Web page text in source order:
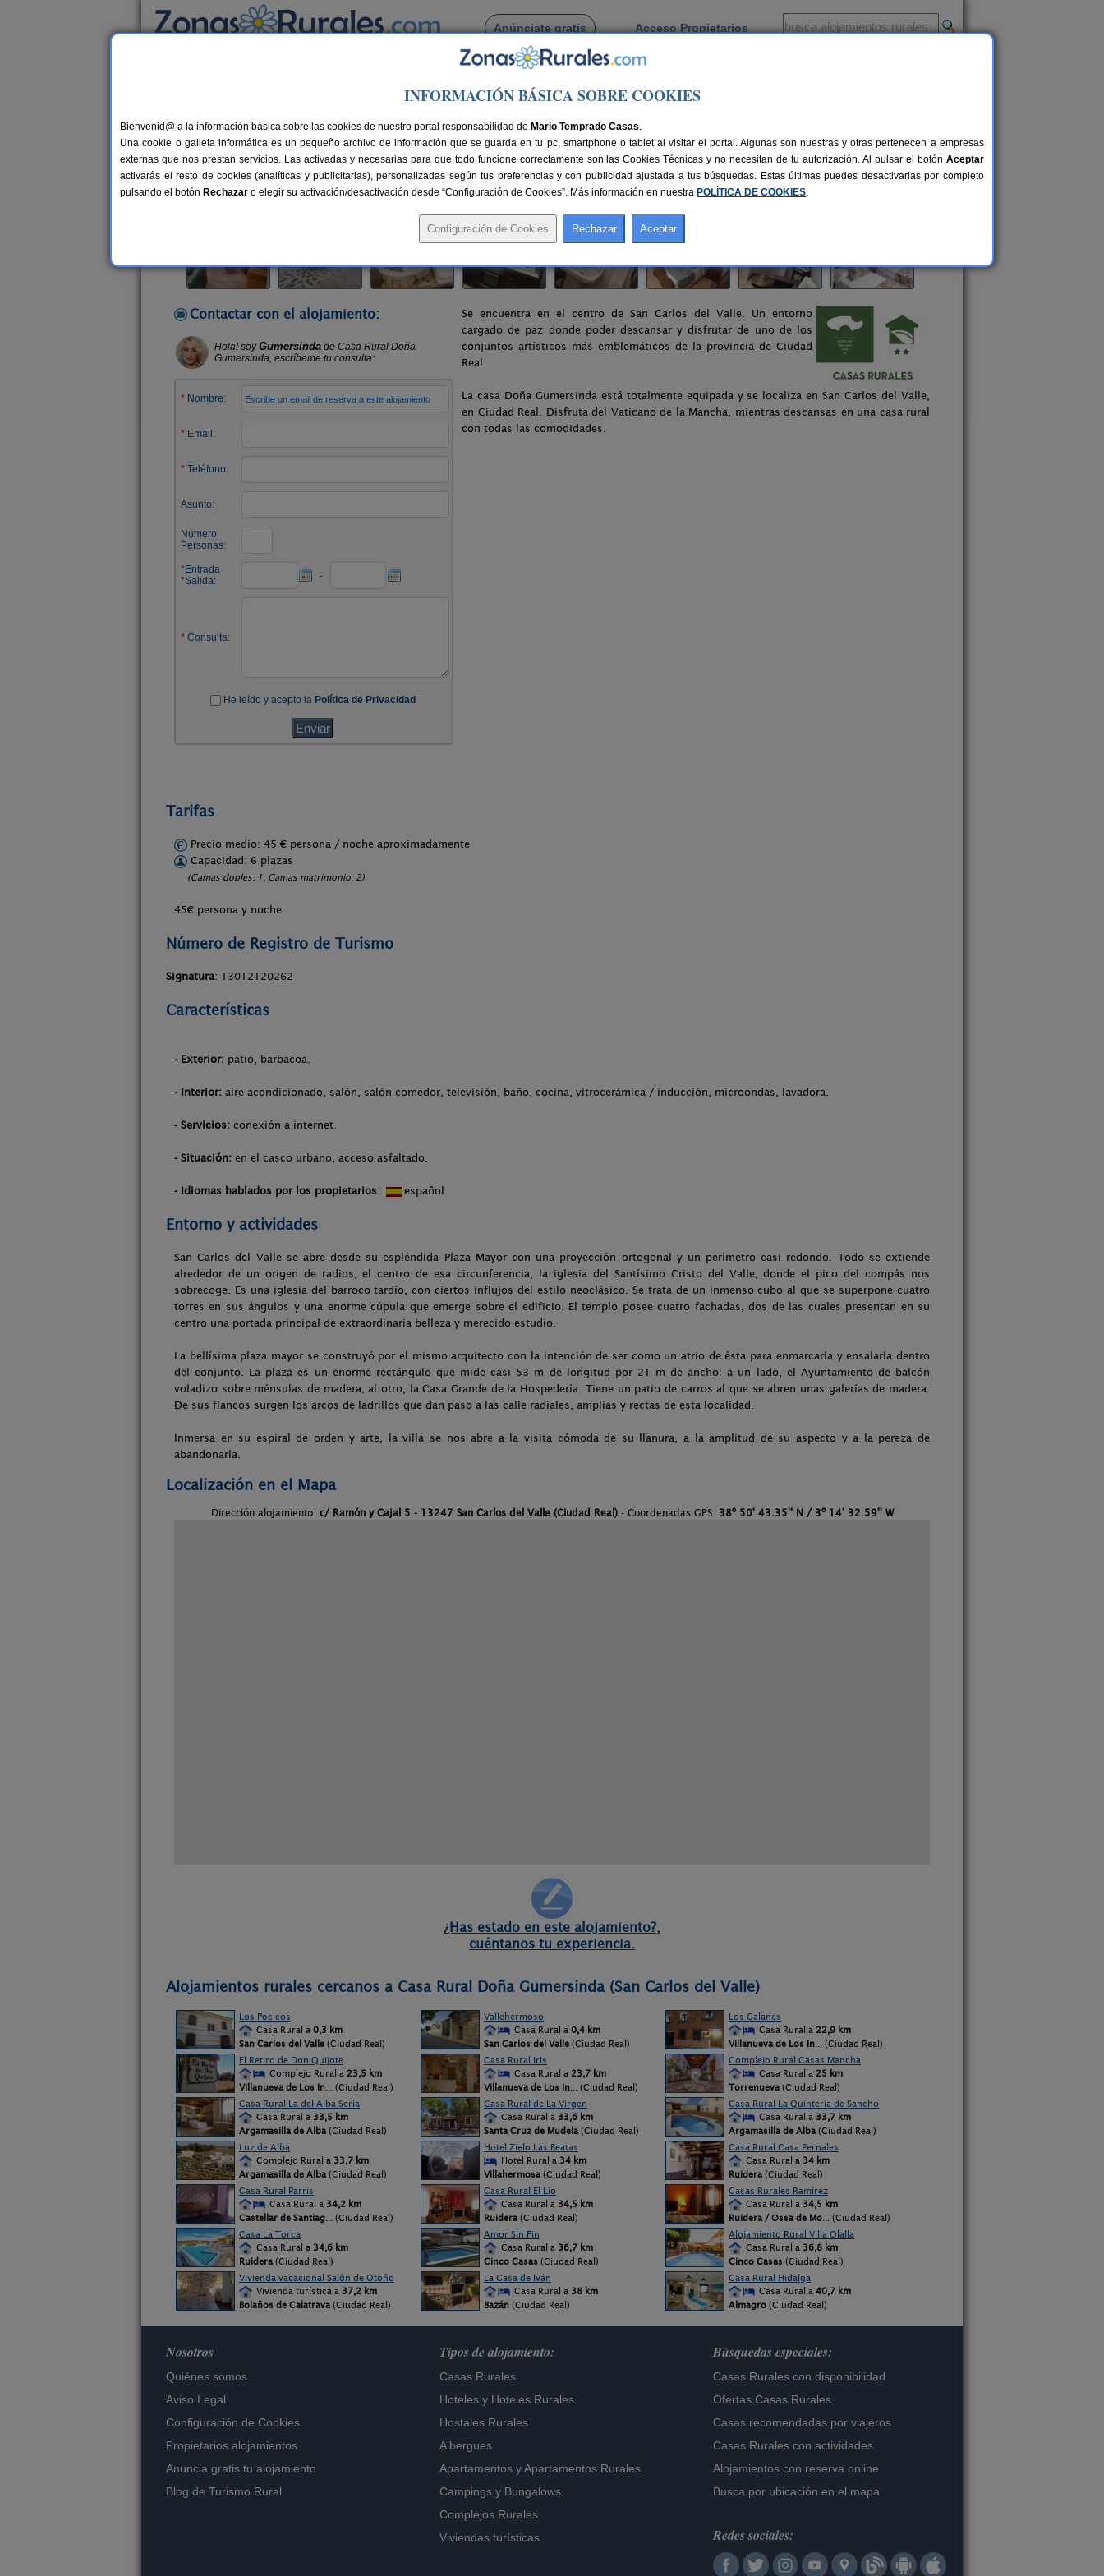
Anúnciate gratis Acceso Propietarios
Busca por pueblo
San Carlos del Valle> Casa Rural Doña Gumersinda
Casa Rural Doña Gumersinda
Casa Rural en San Carlos del Valle (Ciudad Real)
Alquiler completo y por habitaciones 6 plazas 80 km de Ciudad Real Compartir:
Contactar con el alojamiento:
Se encuentra en el centro de San Carlos del Valle. Un entorno
cargado de paz donde poder descansar y disfrutar de uno de los
conjuntos artísticos más emblemáticos de la provincia de Ciudad
Real.
La casa Doña Gumersinda está totalmente equipada y se localiza en San Carlos del Valle,
en Ciudad Real. Disfruta del Vaticano de la Mancha, mientras descansas en una casa rural
con todas las comodidades.
Tarifas
Precio medio: 45 € persona / noche aproximadamente
Capacidad: 6 plazas
(Camas dobles: 1, Camas matrimonio: 2)
45€ persona y noche.
Número de Registro de Turismo
Signatura: 13012120262
Características
- Exterior: patio, barbacoa.
- Interior: aire acondicionado, salón, salón-comedor, televisión, baño, cocina, vitrocerámica / inducción, microondas, lavadora.
- Servicios: conexión a internet.
- Situación: en el casco urbano, acceso asfaltado.
- Idiomas hablados por los propietarios: español
Entorno y actividades
San Carlos del Valle se abre desde su espléndida Plaza Mayor con una proyección ortogonal y un perímetro casi redondo. Todo se extiende
alrededor de un origen de radios, el centro de esa circunferencia, la iglesia del Santísimo Cristo del Valle, donde el pico del compás nos
sobrecoge. Es una iglesia del barroco tardío, con ciertos influjos del estilo neoclásico. Se trata de un inmenso cubo al que se superpone cuatro
torres en sus ángulos y una enorme cúpula que emerge sobre el edificio. El templo posee cuatro fachadas, dos de las cuales presentan en su
centro una portada principal de extraordinaria belleza y merecido estudio.
La bellísima plaza mayor se construyó por el mismo arquitecto con la intención de ser como un atrio de ésta para enmarcarla y ensalarla dentro
del conjunto. La plaza es un enorme rectángulo que mide casi 53 m de longitud por 21 m de ancho: a un lado, el Ayuntamiento de balcón
voladizo sobre ménsulas de madera; al otro, la Casa Grande de la Hospedería. Tiene un patio de carros al que se abren unas galerías de madera.
De sus flancos surgen los arcos de ladrillos que dan paso a las calle radiales, amplias y rectas de esta localidad.
Inmersa en su espiral de orden y arte, la villa se nos abre a la visita cómoda de su llanura, a la amplitud de su aspecto y a la pereza de
abandonarla.
Localización en el Mapa
Dirección alojamiento: c/ Ramón y Cajal 5 - 13247 San Carlos del Valle (Ciudad Real)- Coordenadas GPS: 38º 50' 43.35'' N / 3º 14' 32.59'' W
¿Has estado en este alojamiento?,
cuéntanos tu experiencia.
Alojamientos rurales cercanos a Casa Rural Doña Gumersinda (San Carlos del Valle)
Los Pocicos
Casa Rural a 0,3 km
San Carlos del Valle (Ciudad Real)
Vallehermoso
Casa Rural a 0,4 km
San Carlos del Valle (Ciudad Real)
Los Galanes
Casa Rural a 22,9 km
Villanueva de Los In... (Ciudad Real)
El Retiro de Don Quijote
Complejo Rural a 23,5 km
Villanueva de Los In... (Ciudad Real)
Casa Rural Iris
Casa Rural a 23,7 km
Villanueva de Los In... (Ciudad Real)
Complejo Rural Casas Mancha
Casa Rural a 25 km
Torrenueva (Ciudad Real)
Casa Rural La del Alba Sería
Casa Rural a 33,5 km
Argamasilla de Alba (Ciudad Real)
Casa Rural de La Virgen
Casa Rural a 33,6 km
Santa Cruz de Mudela (Ciudad Real)
Casa Rural La Quinteria de Sancho
Casa Rural a 33,7 km
Argamasilla de Alba (Ciudad Real)
Luz de Alba
Complejo Rural a 33,7 km
Argamasilla de Alba (Ciudad Real)
Hotel Zielo Las Beatas
Hotel Rural a 34 km
Villahermosa (Ciudad Real)
Casa Rural Casa Pernales
Casa Rural a 34 km
Ruidera (Ciudad Real)
Casa Rural Parris
Casa Rural a 34,2 km
Castellar de Santiag... (Ciudad Real)
Casa Rural El Lío
Casa Rural a 34,5 km
Ruidera (Ciudad Real)
Casas Rurales Ramírez
Casa Rural a 34,5 km
Ruidera / Ossa de Mo... (Ciudad Real)
Casa La Torca
Casa Rural a 34,6 km
Ruidera (Ciudad Real)
Amor Sin Fin
Casa Rural a 36,7 km
Cinco Casas (Ciudad Real)
Alojamiento Rural Villa Olalla
Casa Rural a 36,8 km
Cinco Casas (Ciudad Real)
Vivienda vacacional Salón de Otoño
Vivienda turística a 37,2 km
Bolaños de Calatrava (Ciudad Real)
La Casa de Iván
Casa Rural a 38 km
Bazán (Ciudad Real)
Casa Rural Hidalga
Casa Rural a 40,7 km
Almagro (Ciudad Real)
Nosotros
Quiénes somos
Aviso Legal
Configuración de Cookies
Propietarios alojamientos
Anuncia gratis tu alojamiento
Blog de Turismo Rural
Tipos de alojamiento:
Casas Rurales
Hoteles y Hoteles Rurales
Hostales Rurales
Albergues
Apartamentos yApartamentos Rurales
Campings y Bungalows
Complejos Rurales
Viviendas turísticas
Búsquedas especiales:
Casas Rurales con disponibilidad
Ofertas Casas Rurales
Casas recomendadas por viajeros
Casas Rurales con actividades
Alojamientos con reserva online
Busca por ubicación en el mapa
Redes sociales:
INFORMACIÓN BÁSICA SOBRE COOKIES
Bienvenid@ a la información básica sobre las cookies de nuestro portal responsabilidad de Mario Temprado Casas.
Una cookie o galleta informática es un pequeño archivo de información que se guarda en tu pc, smartphone o tablet al visitar el portal. Algunas son nuestras y otras pertenecen a empresas
externas que nos prestan servicios. Las activadas y necesarias para que todo funcione correctamente son las Cookies Técnicas y no necesitan de tu autorización. Al pulsar el botón Aceptar
activarás el resto de cookies (analíticas y publicitarias), personalizadas según tus preferencias y con publicidad ajustada a tus búsquedas. Estas últimas puedes desactivarlas por completo
pulsando el botón Rechazar o elegir su activación/desactivación desde “Configuración de Cookies”. Más información en nuestra POLÍTICA DE COOKIES.